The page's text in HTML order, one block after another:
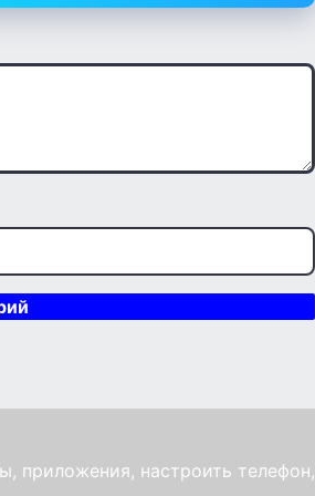
приложения, настроить телефон,